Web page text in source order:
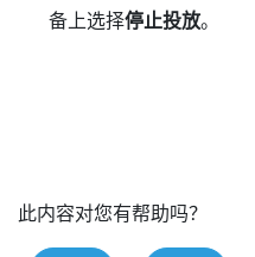
备上选择停止投放。
此内容对您有帮助吗？